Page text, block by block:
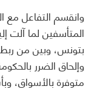
وانقسم التفاعل مع
المتأسفين لما آلت
بتونس، وبين من
وإلحاق الضرر
متوفرة بالأسواق،